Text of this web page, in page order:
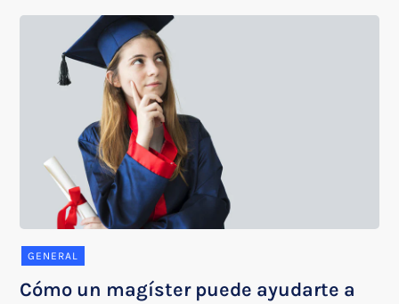
GENERAL
Cómo un magíster puede ayudarte a